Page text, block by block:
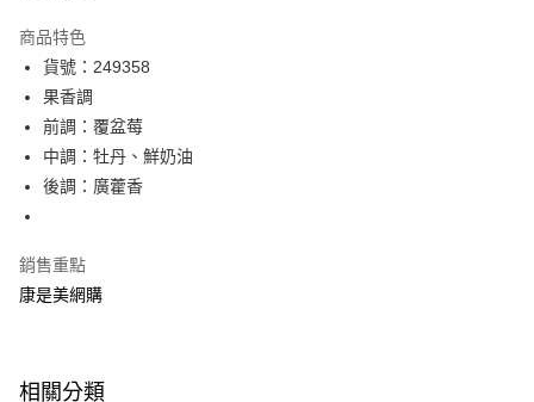
超商取貨付款
LINE Pay
Apple Pay
街口支付
超商取貨付款(下單後3-5個工作天配送)
商品特色
貨號：249358
果香調
前調：覆盆莓
中調：牡丹、鮮奶油
後調：廣藿香
銷售重點
康是美網購
相關分類